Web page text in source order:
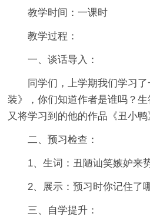
教学时间：一课时
教学过程：
一、谈话导入：
同学们，上学期我们学习
装》，你们知道作者是谁吗？
又将学习到的他的作品《丑小鸭
二、预习检查：
1、生词：丑陋讪笑嫉妒来
2、展示：预习时你记住了
三、自学提升：